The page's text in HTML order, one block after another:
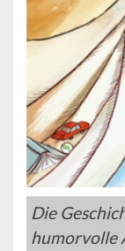
Die
humorvolle